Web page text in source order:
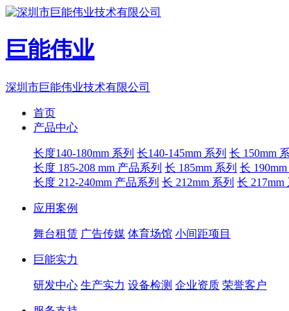
巨能伟业
深圳市巨能伟业技术有限公司
首页
产品中心
长度140-180mm 系列 长140-145mm 系列 长 150mm
长度 185-208 mm 产品系列 长 185mm 系列 长 190mm
长度 212-240mm 产品系列 长 212mm 系列 长 217mm
应用案例
舞台租赁 广告传媒 体育场馆 小间距项目
巨能实力
研发中心 生产实力 设备检测 企业资质 荣誉客户